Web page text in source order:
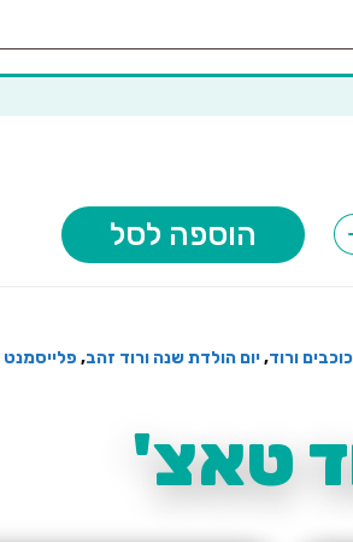
הוספה לסל
ורוד,יום הולדת שנה ורוד זהב,
טאצ'